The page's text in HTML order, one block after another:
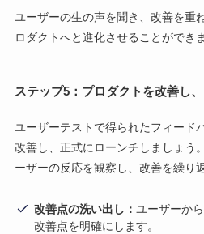
ユーザーの生の声を聞き、改善を重
ロダクトへと進化させることができま
ステップ5：プロダクトを改善し
ユーザーテストで得られたフィード
改善し、正式にローンチしましょう
ーザーの反応を観察し、改善を繰り
改善点の洗い出し： ユーザーか
改善点を明確にします。